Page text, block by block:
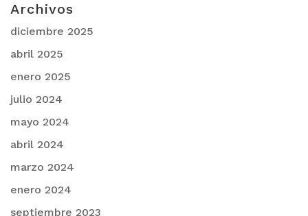
Archivos
diciembre 2025
abril 2025
enero 2025
julio 2024
mayo 2024
abril 2024
marzo 2024
enero 2024
septiembre 2023